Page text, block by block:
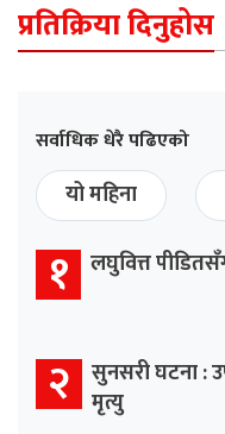
प्रतिक्रिया दिनुहोस
सर्वाधिक धेरै पढिएको
यो महिना
१ लघुवित्त
२
सुनसरी घटना :
मृत्यु